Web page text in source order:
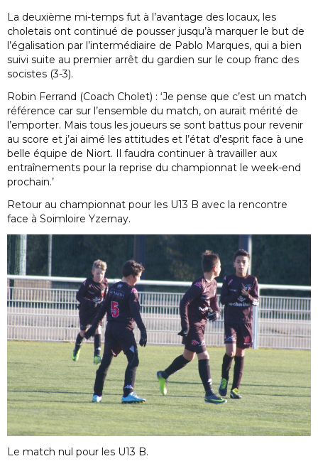
La deuxième mi-temps fut à l’avantage des locaux, les
choletais ont continué de pousser jusqu’à marquer le but de
l’égalisation par l’intermédiaire de Pablo Marques, qui a bien
suivi suite au premier arrêt du gardien sur le coup franc des
socistes (3-3).
Robin Ferrand (Coach Cholet) : ‘Je pense que c’est un match
référence car sur l’ensemble du match, on aurait mérité de
l’emporter. Mais tous les joueurs se sont battus pour revenir
au score et j’ai aimé les attitudes et l’état d’esprit face à une
belle équipe de Niort. Il faudra continuer à travailler aux
entraînements pour la reprise du championnat le week-end
prochain.’
Retour au championnat pour les U13 B avec la rencontre
face à Soimloire Yzernay.
Le match nul pour les U13 B.